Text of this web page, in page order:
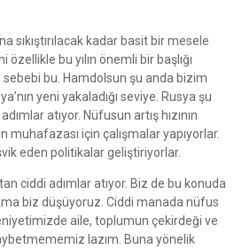
sıkıştırılacak kadar basit bir mesele
bu yılın önemli bir başlığı
sebebi bu. Hamdolsun şu anda bizim
yeni yakaladığı seviye. Rusya şu
atıyor. Nüfusun artış hızının
muhafazası için çalışmalar yapıyorlar.
eden politikalar geliştiriyorlar.
ciddi adımlar atıyor. Biz de bu konuda
biz düşüyoruz. Ciddi manada nüfus
aile, toplumun çekirdeği ve
lazım. Buna yönelik